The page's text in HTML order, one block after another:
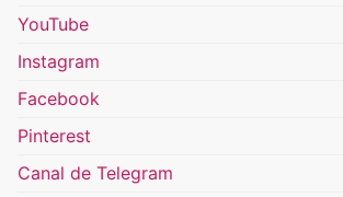
YouTube
Instagram
Facebook
Pinterest
Canal de Telegram